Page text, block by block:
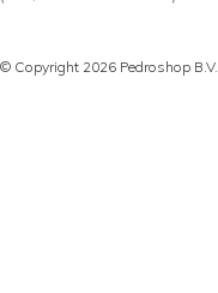
© Copyright 2026 Pedroshop B.V.